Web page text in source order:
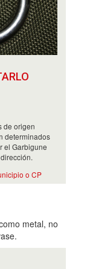
de origen
determinados
el Garbigune
o CP
metal, no